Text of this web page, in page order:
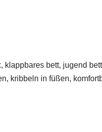
klappbares bett, jugend
kribbeln in füßen,